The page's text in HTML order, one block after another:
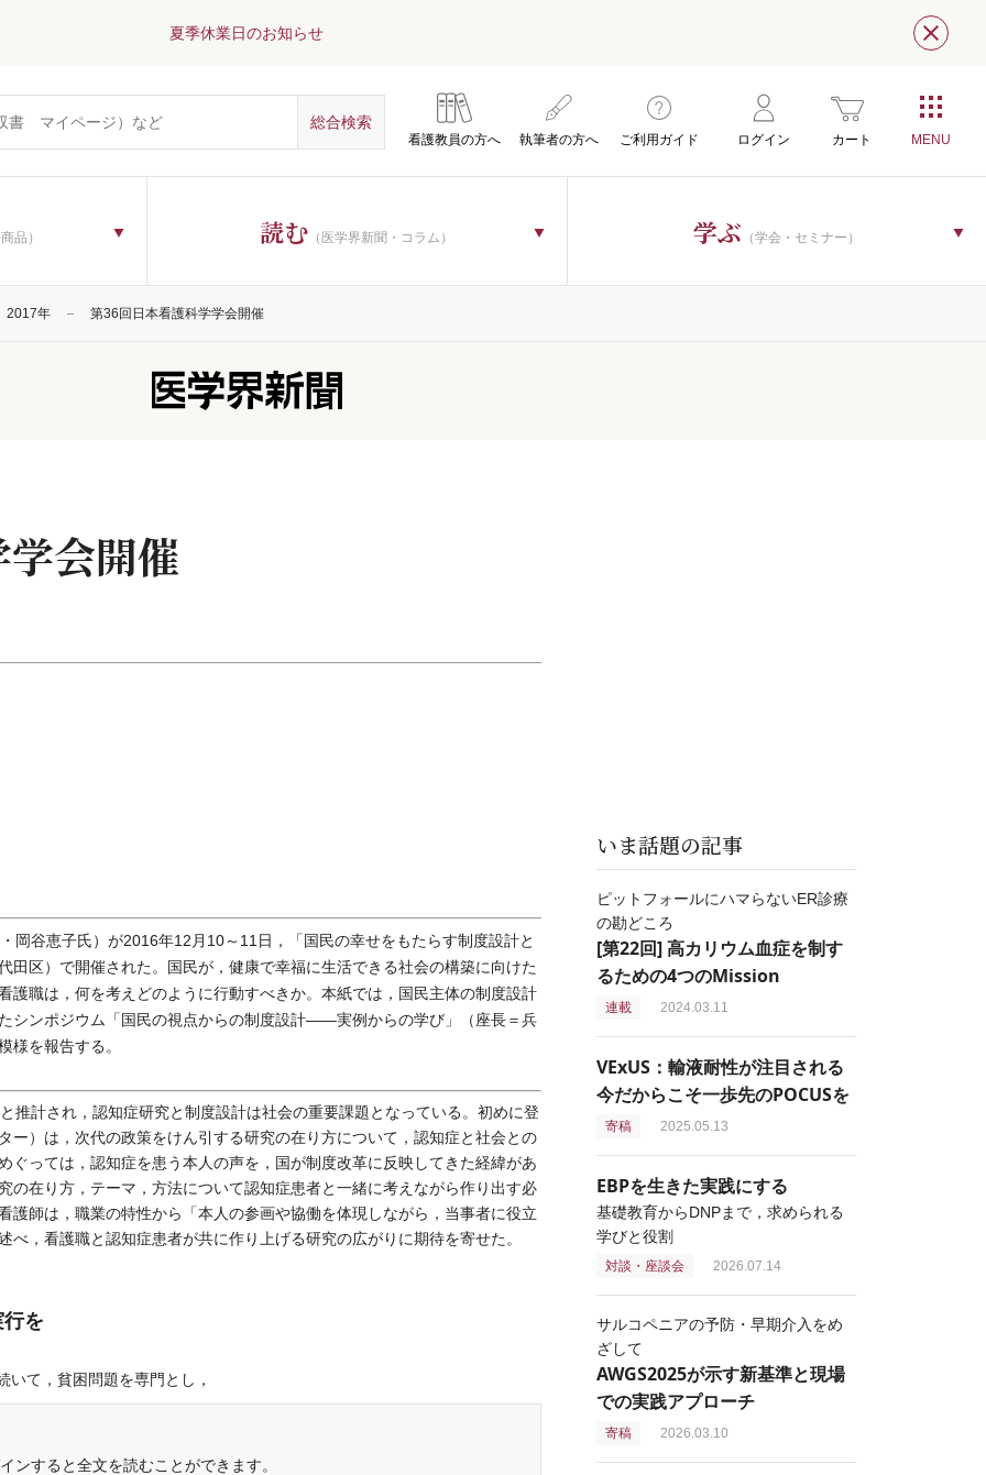
夏季休業日のお知らせ 閉じ
看護教員の方へ 執筆者の方へ ご利用ガイド ログイン カート
品） 読む （医学界新聞・コラム） 学ぶ （学会・セミナー）
2017年 第36回日本看護科学学会開催
会開催
谷恵子氏）が2016年12月10～11日，「国民の幸せをもたらす制度設計と
田区）で開催された。国民が，健康で幸福に生活できる社会の構築に向けた
護職は，何を考えどのように行動すべきか。本紙では，国民主体の制度設計
シンポジウム「国民の視点からの制度設計――実例からの学び」（座長＝兵
様を報告する。
計され，認知症研究と制度設計は社会の重要課題となっている。初めに登
ー）は，次代の政策をけん引する研究の在り方について，認知症と社会との
ぐっては，認知症を患う本人の声を，国が制度改革に反映してきた経緯があ
の在り方，テーマ，方法について認知症患者と一緒に考えながら作り出す必
護師は，職業の特性から「本人の参画や協働を体現しながら，当事者に役立
，看護職と認知症患者が共に作り上げる研究の広がりに期待を寄せた。
を
いて，貧困問題を専門とし，
ンすると全文を読むことができます。
いま話題の記事
ピットフォールにハマらないER診療
の勘どころ
[第22回] 高カリウム血症を制す
るための4つのMission
連載 2024.03.11
VExUS：輸液耐性が注目される
今だからこそ一歩先のPOCUSを
寄稿 2025.05.13
EBPを生きた実践にする
基礎教育からDNPまで，求められる
学びと役割
対談・座談会 2026.07.14
サルコペニアの予防・早期介入をめ
ざして
AWGS2025が示す新基準と現場
での実践アプローチ
寄稿 2026.03.10